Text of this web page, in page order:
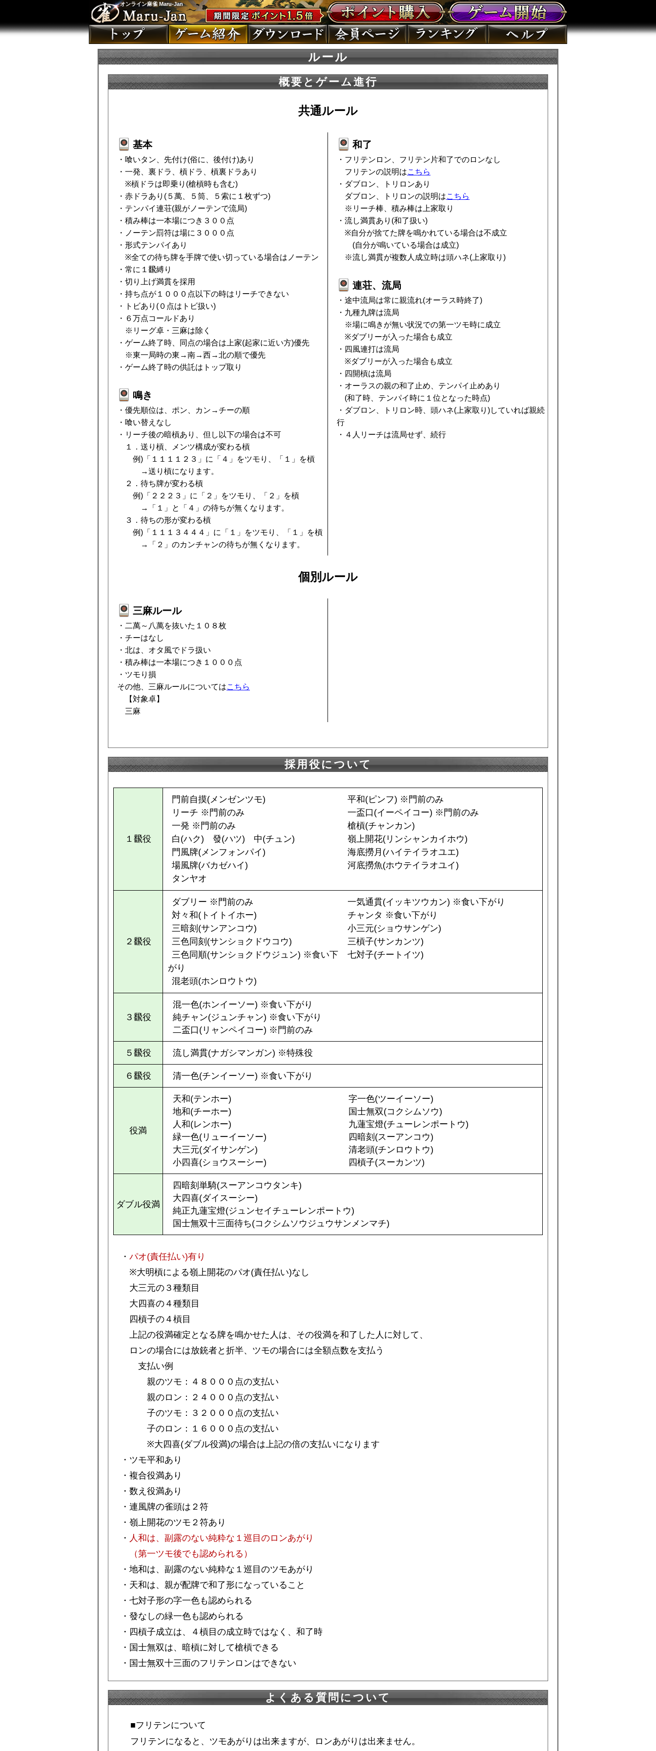
オンライン麻雀 Maru-Jan
ルール
概要とゲーム進行
共通ルール
基本
・喰いタン、先付け(俗に、後付け)あり
・一発、裏ドラ、槓ドラ、槓裏ドラあり
※槓ドラは即乗り(槍槓時も含む)
・赤ドラあり(５萬、５筒、５索に１枚ずつ)
・テンパイ連荘(親がノーテンで流局)
・積み棒は一本場につき３００点
・ノーテン罰符は場に３０００点
・形式テンパイあり
※全ての待ち牌を手牌で使い切っている場合はノーテン
・常に１飜縛り
・切り上げ満貫を採用
・持ち点が１０００点以下の時はリーチできない
・トビあり(０点はトビ扱い)
・６万点コールドあり
※リーグ卓・三麻は除く
・ゲーム終了時、同点の場合は上家(起家に近い方)優先
※東一局時の東→南→西→北の順で優先
・ゲーム終了時の供託はトップ取り
鳴き
・優先順位は、ポン、カン→チーの順
・喰い替えなし
・リーチ後の暗槓あり、但し以下の場合は不可
１．送り槓、メンツ構成が変わる槓
例)「１１１１２３」に「４」をツモり、「１」を槓
→送り槓になります。
２．待ち牌が変わる槓
例)「２２２３」に「２」をツモり、「２」を槓
→「１」と「４」の待ちが無くなります。
３．待ちの形が変わる槓
例)「１１１３４４４」に「１」をツモり、「１」を槓
→「２」のカンチャンの待ちが無くなります。
和了
・フリテンロン、フリテン片和了でのロンなし
フリテンの説明はこちら
・ダブロン、トリロンあり
ダブロン、トリロンの説明はこちら
※リーチ棒、積み棒は上家取り
・流し満貫あり(和了扱い)
※自分が捨てた牌を鳴かれている場合は不成立
(自分が鳴いている場合は成立)
※流し満貫が複数人成立時は頭ハネ(上家取り)
連荘、流局
・途中流局は常に親流れ(オーラス時終了)
・九種九牌は流局
※場に鳴きが無い状況での第一ツモ時に成立
※ダブリーが入った場合も成立
・四風連打は流局
※ダブリーが入った場合も成立
・四開槓は流局
・オーラスの親の和了止め、テンパイ止めあり
(和了時、テンパイ時に１位となった時点)
・ダブロン、トリロン時、頭ハネ(上家取り)していれば親続
行
・４人リーチは流局せず、続行
個別ルール
三麻ルール
・二萬～八萬を抜いた１０８枚
・チーはなし
・北は、オタ風でドラ扱い
・積み棒は一本場につき１０００点
・ツモり損
その他、三麻ルールについてはこちら
【対象卓】
三麻
採用役について
１飜役
門前自摸(メンゼンツモ)
リーチ ※門前のみ
一発 ※門前のみ
白(ハク) 發(ハツ) 中(チュン)
門風牌(メンフォンパイ)
場風牌(バカゼハイ)
タンヤオ
平和(ピンフ) ※門前のみ
一盃口(イーペイコー) ※門前のみ
槍槓(チャンカン)
嶺上開花(リンシャンカイホウ)
海底撈月(ハイテイラオユエ)
河底撈魚(ホウテイラオユイ)
２飜役
ダブリー ※門前のみ
対々和(トイトイホー)
三暗刻(サンアンコウ)
三色同刻(サンショクドウコウ)
三色同順(サンショクドウジュン) ※食い下
がり
混老頭(ホンロウトウ)
一気通貫(イッキツウカン) ※食い下がり
チャンタ ※食い下がり
小三元(ショウサンゲン)
三槓子(サンカンツ)
七対子(チートイツ)
３飜役
混一色(ホンイーソー) ※食い下がり
純チャン(ジュンチャン) ※食い下がり
二盃口(リャンペイコー) ※門前のみ
５飜役 流し満貫(ナガシマンガン) ※特殊役
６飜役 清一色(チンイーソー) ※食い下がり
役満
天和(テンホー)
字一色(ツーイーソー)
地和(チーホー)
国士無双(コクシムソウ)
人和(レンホー)
九蓮宝燈(チューレンポートウ)
緑一色(リューイーソー)
四暗刻(スーアンコウ)
大三元(ダイサンゲン)
清老頭(チンロウトウ)
小四喜(ショウスーシー)
四槓子(スーカンツ)
ダブル役満
四暗刻単騎(スーアンコウタンキ)
大四喜(ダイスーシー)
純正九蓮宝燈(ジュンセイチューレンポートウ)
国士無双十三面待ち(コクシムソウジュウサンメンマチ)
・ パオ(責任払い)有り
※大明槓による嶺上開花のパオ(責任払い)なし
大三元の３種類目
大四喜の４種類目
四槓子の４槓目
上記の役満確定となる牌を鳴かせた人は、その役満を和了した人に対して、
ロンの場合には放銃者と折半、ツモの場合には全額点数を支払う
支払い例
親のツモ：４８０００点の支払い
親のロン：２４０００点の支払い
子のツモ：３２０００点の支払い
子のロン：１６０００点の支払い
※大四喜(ダブル役満)の場合は上記の倍の支払いになります
・ツモ平和あり
・複合役満あり
・数え役満あり
・連風牌の雀頭は２符
・嶺上開花のツモ２符あり
・ 人和は、副露のない純粋な１巡目のロンあがり
（第一ツモ後でも認められる）
・地和は、副露のない純粋な１巡目のツモあがり
・天和は、親が配牌で和了形になっていること
・七対子形の字一色も認められる
・發なしの緑一色も認められる
・四槓子成立は、４槓目の成立時ではなく、和了時
・国士無双は、暗槓に対して槍槓できる
・国士無双十三面のフリテンロンはできない
よくある質問について
■フリテンについて
フリテンになると、ツモあがりは出来ますが、ロンあがりは出来ません。